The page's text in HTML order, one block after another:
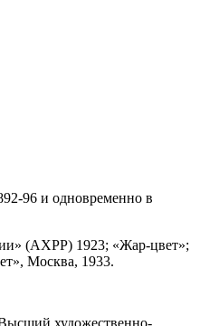
96 и одновременно в
(АХРР) 1923; «Жар-цвет»;
Москва, 1933.
художественно-